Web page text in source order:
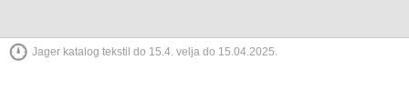
Jager katalog tekstil do 15.4. velja do 15.04.2025.